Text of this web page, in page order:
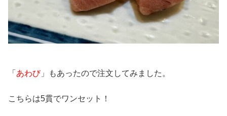
「 あわび」もあったので注文してみました。
こちらは5貫でワンセット！